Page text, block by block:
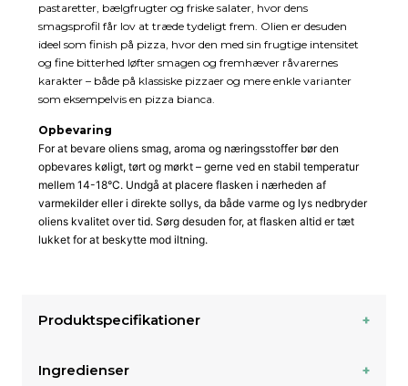
pastaretter, bælgfrugter og friske salater, hvor dens
smagsprofil får lov at træde tydeligt frem. Olien er desuden
ideel som finish på pizza, hvor den med sin frugtige intensitet
og fine bitterhed løfter smagen og fremhæver råvarernes
karakter – både på klassiske pizzaer og mere enkle varianter
som eksempelvis en pizza bianca.
Opbevaring
For at bevare oliens smag, aroma og næringsstoffer bør den
opbevares køligt, tørt og mørkt – gerne ved en stabil temperatur
mellem 14-18°C. Undgå at placere flasken i nærheden af
varmekilder eller i direkte sollys, da både varme og lys nedbryder
oliens kvalitet over tid. Sørg desuden for, at flasken altid er tæt
lukket for at beskytte mod iltning.
Produktspecifikationer
Ingredienser